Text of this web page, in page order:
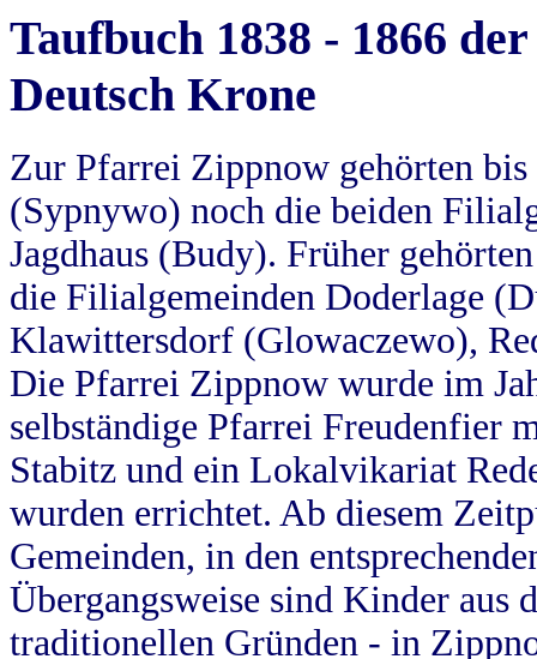
Taufbuch 1838 - 1866
Deutsch Krone
Zur Pfarrei Zippnow gehörten
(Sypnywo) noch die beiden
Jagdhaus (Budy). Früher
die Filialgemeinden Doderlage
Klawittersdorf (Glowaczewo),
Die Pfarrei Zippnow wurde im
selbständige Pfarrei Freudenfier
Stabitz und ein Lokalvikariat
wurden errichtet. Ab diesem
Gemeinden, in den
Übergangsweise sind Kinder aus
traditionellen Gründen - in